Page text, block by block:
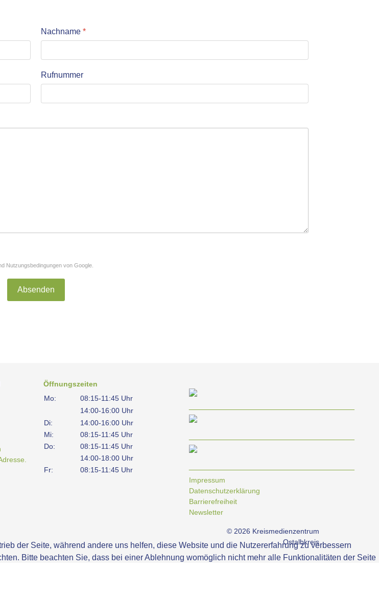
Nachname *
Rufnummer
Nutzungsbedingungen von Google.
Absenden
Öffnungszeiten
Mo:
08:15-11:45 Uhr
14:00-16:00 Uhr
Di:
14:00-16:00 Uhr
Mi:
08:15-11:45 Uhr
Do:
08:15-11:45 Uhr
14:00-18:00 Uhr
Fr:
08:15-11:45 Uhr
Impressum
Datenschutzerklärung
Barrierefreiheit
Newsletter
© 2026 Kreismedienzentrum
Ostalbkreis
der Seite, während andere uns helfen, diese Website und die Nutzererfahrung zu verbessern
Bitte beachten Sie, dass bei einer Ablehnung womöglich nicht mehr alle Funktionalitäten der Seite